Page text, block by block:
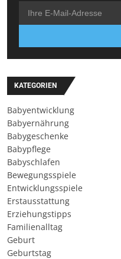
KATEGORIEN
Babyentwicklung
Babyernährung
Babygeschenke
Babypflege
Babyschlafen
Bewegungsspiele
Entwicklungsspiele
Erstausstattung
Erziehungstipps
Familienalltag
Geburt
Geburtstag